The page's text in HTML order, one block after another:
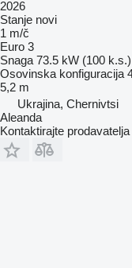
2026
Stanje novi
1 m/č
Euro 3
Snaga 73.5 kW (100 k.s.)
Osovinska konfiguracija
5,2 m
Ukrajina, Chernivtsi
Aleanda
Kontaktirajte prodavatelja